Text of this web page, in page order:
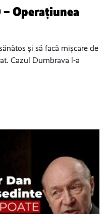
Operațiunea
și să facă mișcare de
Cazul Dumbrava l-a